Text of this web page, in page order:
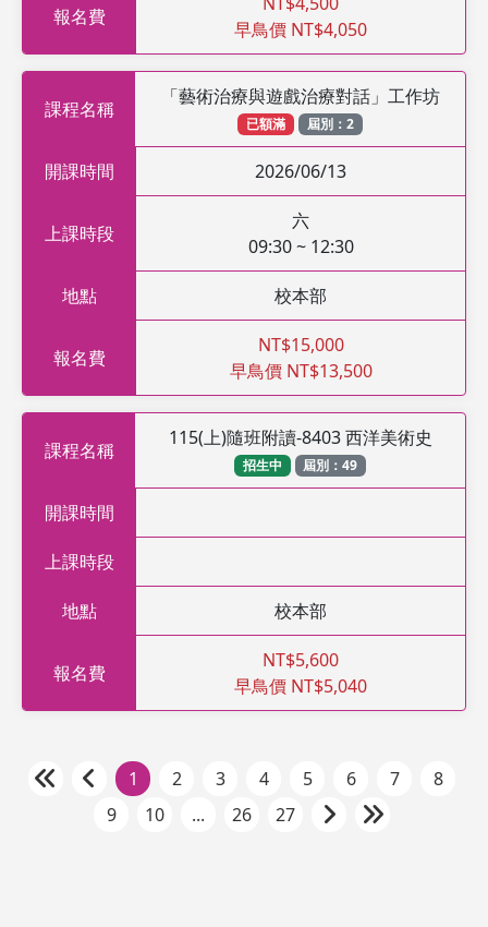
報名費
早鳥價 NT$4,050
課程名稱
「藝術治療與遊戲治療對話」工作坊
已額滿 屆別：2
開課時間 2026/06/13
上課時段
六
09:30 ~ 12:30
地點 校本部
報名費
NT$15,000
早鳥價 NT$13,500
課程名稱
115(上)隨班附讀-8403 西洋美術史
招生中 屆別：49
開課時間
上課時段
地點 校本部
報名費
NT$5,600
早鳥價 NT$5,040
1 2 3 4 5 6 7
8
9
10 ... 26 27